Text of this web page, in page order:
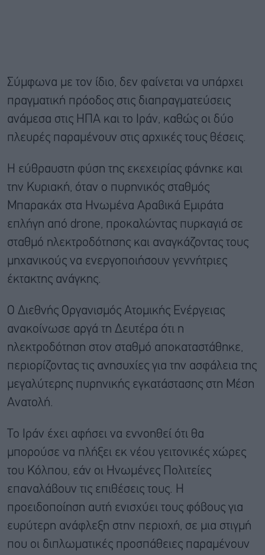
Σύμφωνα με τον ίδιο, δεν φαίνεται να υπάρχει
πραγματική πρόοδος στις διαπραγματεύσεις
ανάμεσα στις ΗΠΑ και το Ιράν, καθώς οι δύο
πλευρές παραμένουν στις αρχικές τους θέσεις.
Η εύθραυστη φύση της εκεχειρίας φάνηκε και
την Κυριακή, όταν ο πυρηνικός σταθμός
Μπαρακάχ στα Ηνωμένα Αραβικά Εμιράτα
επλήγη από drone, προκαλώντας πυρκαγιά σε
σταθμό ηλεκτροδότησης και αναγκάζοντας τους
μηχανικούς να ενεργοποιήσουν γεννήτριες
έκτακτης ανάγκης.
Ο Διεθνής Οργανισμός Ατομικής Ενέργειας
ανακοίνωσε αργά τη Δευτέρα ότι η
ηλεκτροδότηση στον σταθμό αποκαταστάθηκε,
περιορίζοντας τις ανησυχίες για την ασφάλεια της
μεγαλύτερης πυρηνικής εγκατάστασης στη Μέση
Ανατολή.
To Ιράν έχει αφήσει να εννοηθεί ότι θα
μπορούσε να πλήξει εκ νέου γειτονικές χώρες
του Κόλπου, εάν οι Ηνωμένες Πολιτείες
επαναλάβουν τις επιθέσεις τους. Η
προειδοποίηση αυτή ενισχύει τους φόβους για
ευρύτερη ανάφλεξη στην περιοχή, σε μια στιγμή
που οι διπλωματικές προσπάθειες παραμένουν